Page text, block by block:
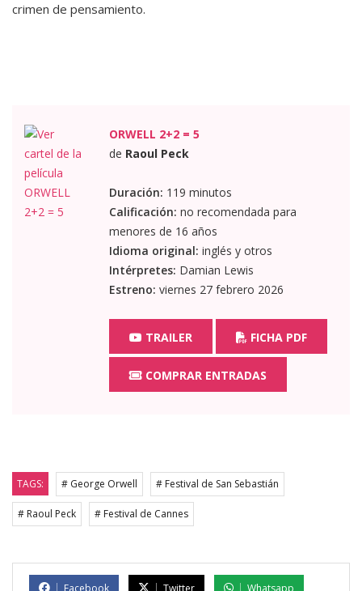
crimen de pensamiento.
ORWELL 2+2 = 5
de Raoul Peck
Duración: 119 minutos
Calificación: no recomendada para
menores de 16 años
Idioma original: inglés y otros
Intérpretes: Damian Lewis
Estreno: viernes 27 febrero 2026
TRAILER FICHA PDF
COMPRAR ENTRADAS
TAGS: # George Orwell # Festival de San Sebastián
# Raoul Peck # Festival de Cannes